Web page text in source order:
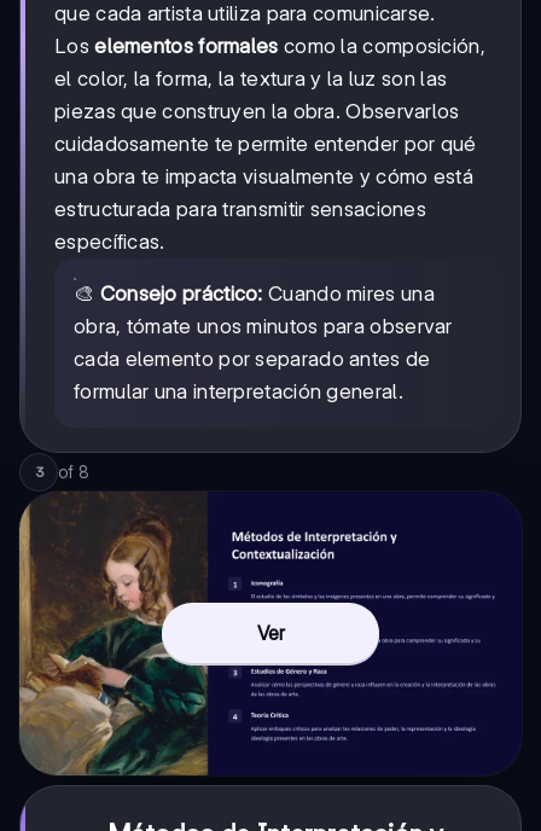
que cada artista utiliza para comunicarse.
Loselementos formales como la composición,
el color, la forma, la textura y la luz son las
piezas que construyen la obra. Observarlos
cuidadosamente te permite entender por qué
una obra te impacta visualmente y cómo está
estructurada para transmitir sensaciones
específicas.
🎨 Consejo práctico: Cuando mires una
obra, tómate unos minutos para observar
cada elemento por separado antes de
formular una interpretación general.
3 of 8
Ver